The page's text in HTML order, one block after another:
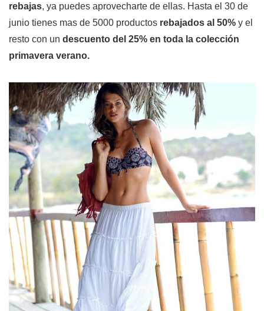
rebajas, ya puedes aprovecharte de ellas. Hasta el 30 de
junio tienes mas de 5000 productos rebajados al 50% y el
resto con un descuento del 25% en toda la colección
primavera verano.